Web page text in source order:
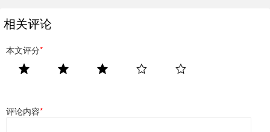
相关评论
本文评分*
评论内容*